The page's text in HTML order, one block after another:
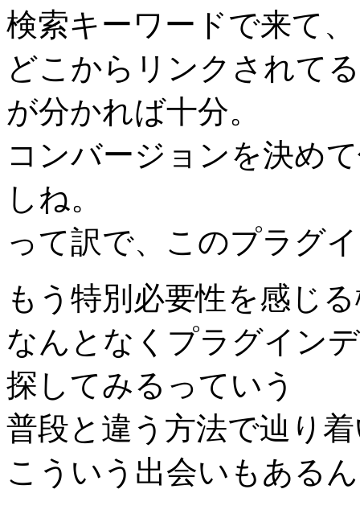
検索キーワードで来て、
どこからリンクされて
が分かれば十分。
コンバージョンを決め
しね。
って訳で、このプラグ
もう特別必要性を感じ
なんとなくプラグイン
探してみるっていう
普段と違う方法で辿り
こういう出会いもある